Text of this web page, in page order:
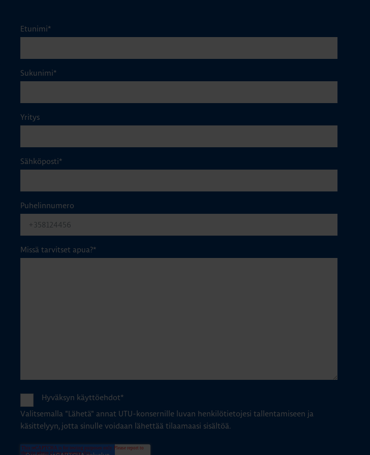
Etunimi*
Sukunimi*
Yritys
Sähköposti*
Puhelinnumero
Missä tarvitset apua?*
Hyväksyn käyttöehdot*
Valitsemalla "Lähetä" annat UTU-konsernille luvan henkilötietojesi tallentamiseen ja
käsittelyyn, jotta sinulle voidaan lähettää tilaamaasi sisältöä.